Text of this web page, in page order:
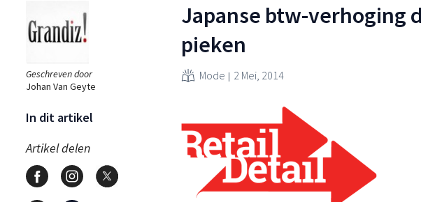
Geschreven door
Johan Van Geyte
In dit artikel
Artikel delen
Japanse btw-verhoging
pieken
Mode 2 Mei, 2014